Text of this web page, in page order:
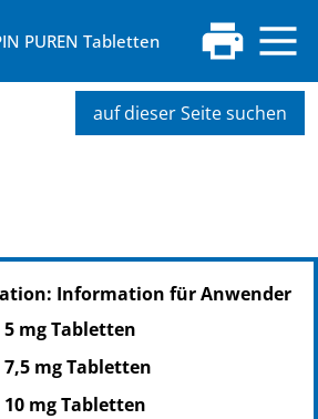
PUREN Tabletten
auf dieser Seite suchen
Information für Anwender
mg Tabletten
mg Tabletten
mg Tabletten